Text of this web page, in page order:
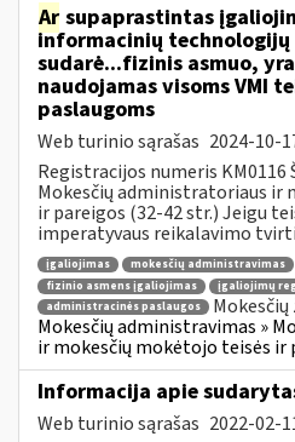
Ar supaprastintas
informacinių technologijų
sudarė...fizinis asmuo,
naudojamas visoms VMI
paslaugoms
Web turinio sąrašas 2024-10-
Registracijos numeris
Mokesčių administratoriaus ir
ir pareigos (32-42 str.) Jeigu
imperatyvaus reikalavimo
įgaliojimas mokesčių administravimas
fizinio asmens įgaliojimas
įgaliojimų
administracinės paslaugos
Mokesčių administravimas »
ir mokesčių mokėtojo teisės ir
Informacija apie
Web turinio sąrašas 2022-02-